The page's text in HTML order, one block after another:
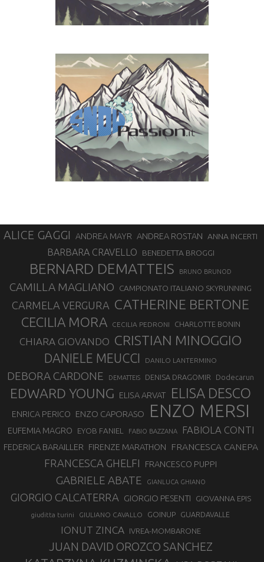
ALICE GAGGI ANDREA MAYR ANDREA ROSTAN ANNA INCERTI
BARBARA CRAVELLO BENEDETTA BROGGI
BERNARD DEMATTEIS BRUNO BRUNOD
CAMILLA MAGLIANO CAMPIONATO ITALIANO SKYRUNNING
CARMELA VERGURA CATHERINE BERTONE
CECILIA MORA CECILIA PEDRONI CHARLOTTE BONIN
CHIARA GIOVANDO CRISTIAN MINOGGIO
DANIELE MEUCCI DANILO LANTERMINO
DEBORA CARDONE DEMATTEIS DENISA DRAGOMIR Dodecarun
EDWARD YOUNG ELISA ARVAT ELISA DESCO
ENRICA PERICO ENZO CAPORASO ENZO MERSI
EUFEMIA MAGRO EYOB FANIEL FABIO BAZZANA FABIOLA CONTI
FEDERICA BARAILLER FIRENZE MARATHON FRANCESCA CANEPA
FRANCESCA GHELFI FRANCESCO PUPPI
GABRIELE ABATE GIANLUCA GHIANO
GIORGIO CALCATERRA GIORGIO PESENTI GIOVANNA EPIS
giuditta turini GIULIANO CAVALLO GOINUP GUARDAVALLE
IONUT ZINCA IVREA-MOMBARONE
JUAN DAVID OROZCO SANCHEZ